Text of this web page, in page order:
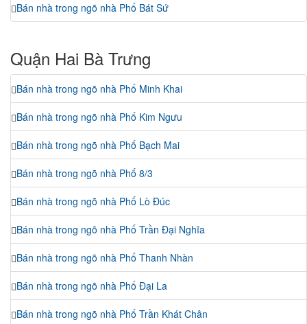
Bán nhà trong ngõ nhà Phố Bát Sứ
Quận Hai Bà Trưng
Bán nhà trong ngõ nhà Phố Minh Khai
Bán nhà trong ngõ nhà Phố Kim Ngưu
Bán nhà trong ngõ nhà Phố Bạch Mai
Bán nhà trong ngõ nhà Phố 8/3
Bán nhà trong ngõ nhà Phố Lò Đúc
Bán nhà trong ngõ nhà Phố Trần Đại Nghĩa
Bán nhà trong ngõ nhà Phố Thanh Nhàn
Bán nhà trong ngõ nhà Phố Đại La
Bán nhà trong ngõ nhà Phố Trần Khát Chân